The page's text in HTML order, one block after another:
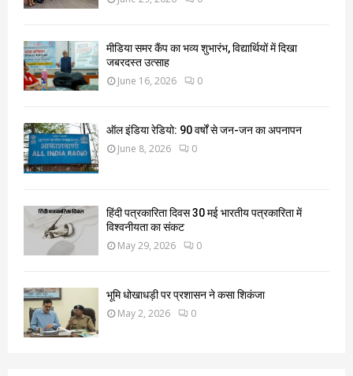
मीडिया समर कैंप का भव्य शुभारंभ, विद्यार्थियों में दिखा
जबरदस्त उत्साह
June 16, 2026 0
ऑल इंडिया रेडियो: 90 वर्षों से जन-जन का अपनापन
June 8, 2026 0
हिंदी पत्रकारिता दिवस 30 मई भारतीय पत्रकारिता में
विश्वनीयता का संकट
May 29, 2026 0
भूमि धोखाधड़ी पर प्रशासन ने कसा शिकंजा
May 2, 2026 0